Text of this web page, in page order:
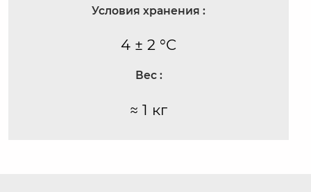
Условия хранения :
4 ± 2 °С
Вес :
≈ 1 кг